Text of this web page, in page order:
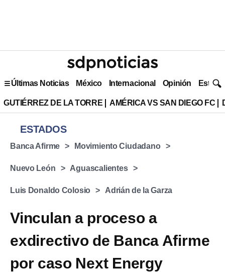
Últimas Noticias México Internacional Opinión Estilo
GUTIÉRREZ DE LA TORRE AMÉRICA VS SAN DIEGO FC
ESTADOS
Banca Afirme Movimiento Ciudadano
Nuevo León Aguascalientes
Luis Donaldo Colosio Adrián de la Garza
Vinculan a proceso a
exdirectivo de Banca Afirme
por caso Next Energy